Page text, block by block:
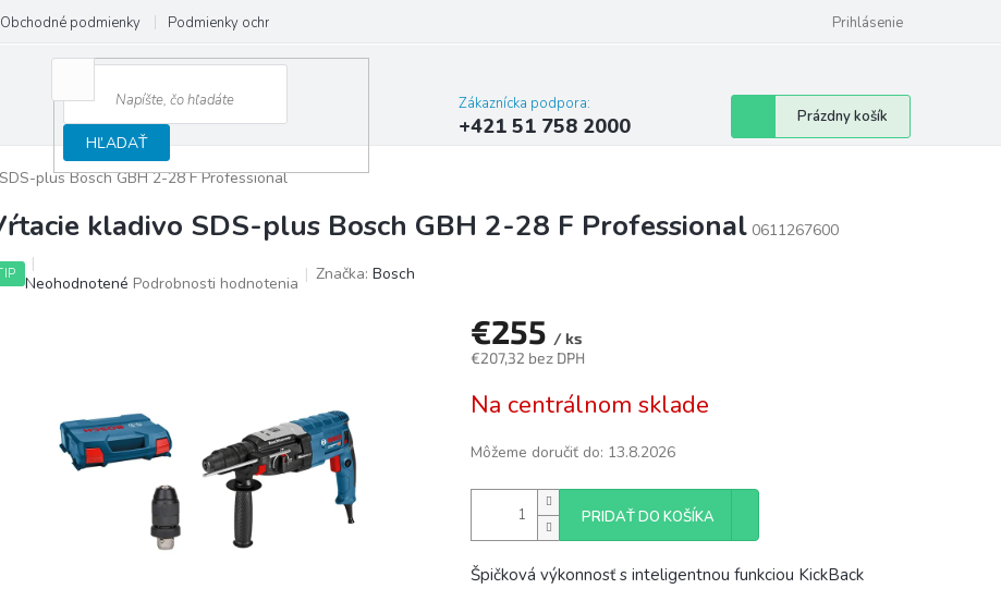
Obchodné podmienky Podmienky ochrany osobných údajov Prihlásenie
HĽADAŤ
Zákaznícka podpora:
+421 51 758 2000
Nákupný
košík
Prázdny košík
plus Bosch GBH 2-28 F Professional
kladivo SDS-plus Bosch GBH 2-28 F Professional 0611267600
Priemerné
hviezdičiek.
Neohodnotené Podrobnosti hodnotenia Značka:Bosch
€255 / ks
€207,32 bez DPH
cena:
Na centrálnom sklade
Môžeme doručiť do: 13.8.2026
PRIDAŤ DO KOŠÍKA
Špičková výkonnosť s inteligentnou funkciou KickBack